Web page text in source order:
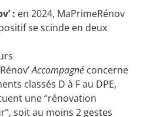
: en 2024, MaPrimeRénov
se scinde en deux
Accompagné concerne
classés D à F au DPE,
une “rénovation
soit au moins 2 gestes